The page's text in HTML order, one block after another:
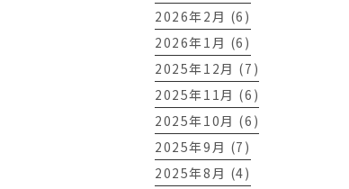
2026年2月 (6)
2026年1月 (6)
2025年12月 (7)
2025年11月 (6)
2025年10月 (6)
2025年9月 (7)
2025年8月 (4)